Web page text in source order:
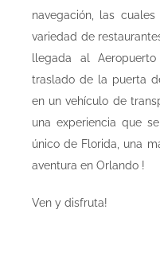
navegación, las
variedad de
llegada al
traslado de la puerta
en un vehículo de
una experiencia que
único de Florida, una
aventura en Orlando !
Ven y disfruta!